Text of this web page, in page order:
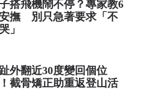
搭飛機鬧不停？專家教6
撫 別只急著要求「不
」
外翻近30度變回個位
截骨矯正助重返登山活